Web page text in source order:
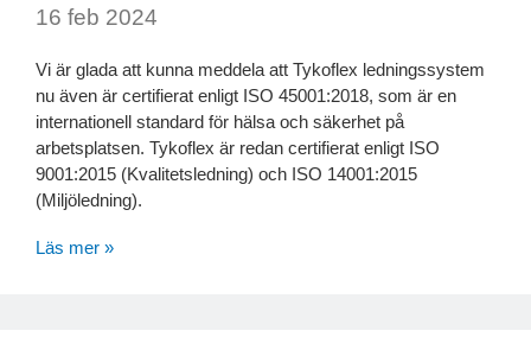
16 feb 2024
Vi är glada att kunna meddela att Tykoflex ledningssystem
nu även är certifierat enligt ISO 45001:2018, som är en
internationell standard för hälsa och säkerhet på
arbetsplatsen. Tykoflex är redan certifierat enligt ISO
9001:2015 (Kvalitetsledning) och ISO 14001:2015
(Miljöledning).
Läs mer »